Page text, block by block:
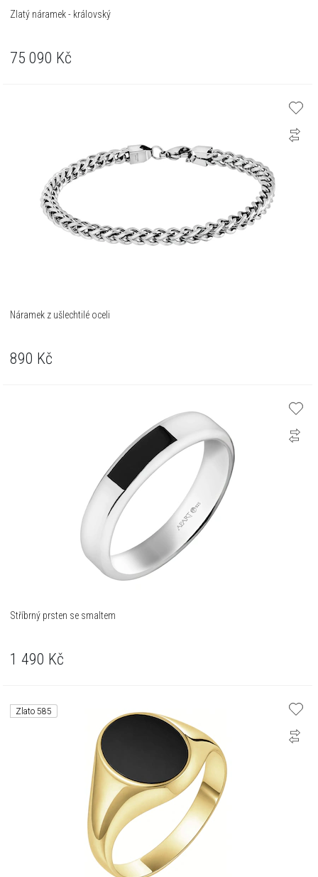
Zlatý náramek - královský
75 090 Kč
Náramek z ušlechtilé oceli
890 Kč
Stříbrný prsten se smaltem
1 490 Kč
Zlato 585